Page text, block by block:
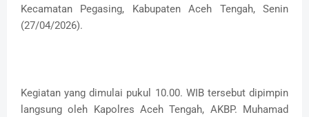
Kecamatan Pegasing, Kabupaten Aceh Tengah, Senin
(27/04/2026).
Kegiatan yang dimulai pukul 10.00. WIB tersebut dipimpin
langsung oleh Kapolres Aceh Tengah, AKBP. Muhamad